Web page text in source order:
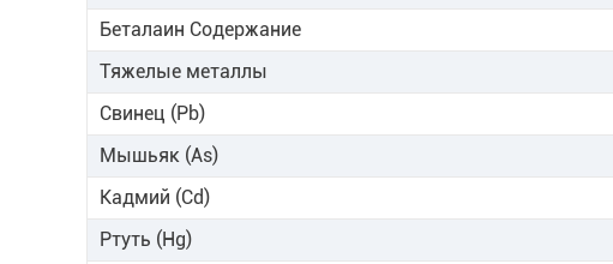
Беталаин Содержание
Тяжелые металлы
Свинец (Pb)
Мышьяк (As)
Кадмий (Cd)
Ртуть (Hg)